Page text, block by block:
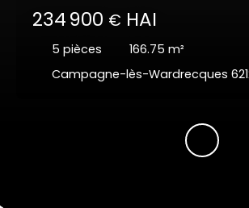
234 900 € HAI
5 pièces 166.75 m²
Campagne-lès-Wardrecques